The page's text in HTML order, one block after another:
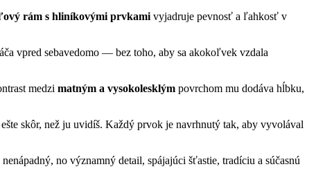
rám s hliníkovými prvkami vyjadruje pevnosť a ľahkosť v
vpred sebavedomo — bez toho, aby sa akokoľvek vzdala
medzi matným a vysokolesklým povrchom mu dodáva hĺbku,
skôr, než ju uvidíš. Každý prvok je navrhnutý tak, aby vyvolával
no významný detail, spájajúci šťastie, tradíciu a súčasnú